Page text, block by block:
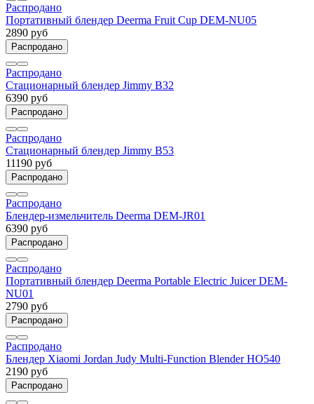
Распродано
Портативный блендер Deerma Fruit Cup DEM-NU05
2890 руб
Распродано
Распродано
Стационарный блендер Jimmy B32
6390 руб
Распродано
Распродано
Стационарный блендер Jimmy B53
11190 руб
Распродано
Распродано
Блендер-измельчитель Deerma DEM-JR01
6390 руб
Распродано
Распродано
Портативный блендер Deerma Portable Electric Juicer DEM-
NU01
2790 руб
Распродано
Распродано
Блендер Xiaomi Jordan Judy Multi-Function Blender HO540
2190 руб
Распродано